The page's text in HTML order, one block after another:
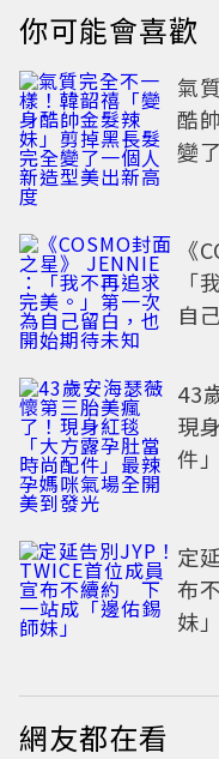
你可能會喜歡
氣
酷
變
《
「
自
43
現
件
定
布
妹」
網友都在看